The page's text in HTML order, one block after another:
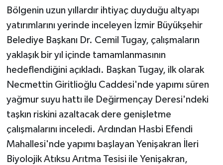
Bölgenin uzun yıllardır ihtiyaç duyduğu altyapı
yatırımlarını yerinde inceleyen İzmir Büyükşehir
Belediye Başkanı Dr. Cemil Tugay, çalışmaların
yaklaşık bir yıl içinde tamamlanmasının
hedeflendiğini açıkladı. Başkan Tugay, ilk olarak
Necmettin Giritlioğlu Caddesi'nde yapımı süren
yağmur suyu hattı ile Değirmençay Deresi'ndeki
taşkın riskini azaltacak dere genişletme
çalışmalarını inceledi. Ardından Hasbi Efendi
Mahallesi'nde yapımı başlayan Yenişakran İleri
Biyolojik Atıksu Arıtma Tesisi ile Yenişakran,